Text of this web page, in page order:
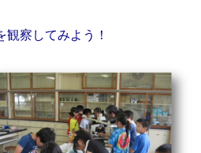
察してみよう！